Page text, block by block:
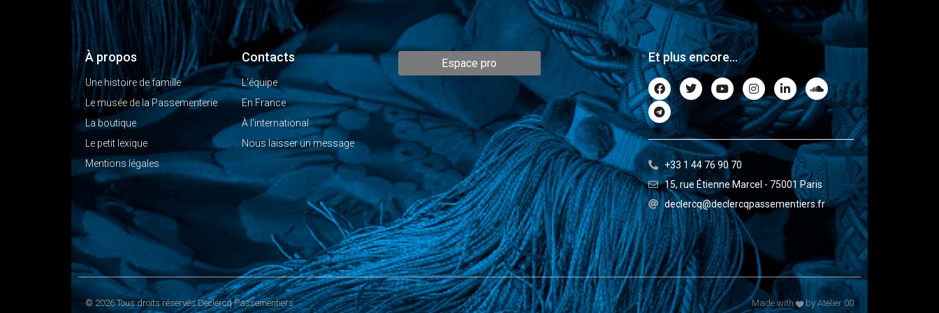
À propos
Une histoire de famille
Le musée de la Passementerie
La boutique
Le petit lexique
Mentions légales
Contacts
L'équipe
En France
À l'international
Nous laisser un message
Espace pro Et plus encore...
+33 1 44 76 90 70
15, rue Étienne Marcel - 75001 Paris
declercq@declercqpassementiers.fr
© 2026 Tous droits réservés Declercq Passementiers Made with by Atelier 00